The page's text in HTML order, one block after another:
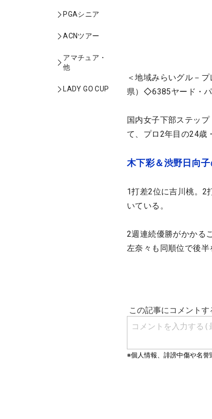
PGAシニア
ACNツアー
アマチュア・
他
LADY GO CUP
＜地域みらいグル－
県）◇6385ヤード・パ
国内女子下部ステッ
て、プロ2年目の24歳
木下彩＆渋野日向子
1打差2位に吉川桃。2
いている。
2週連続優勝がかかる
左奈々も同順位で後半